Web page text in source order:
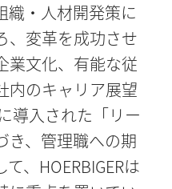
織・人材開発策に
、変革を成功させ
業文化、有能な従
内のキャリア展望
導入された「リー
き、管理職への期
、HOERBIGERは